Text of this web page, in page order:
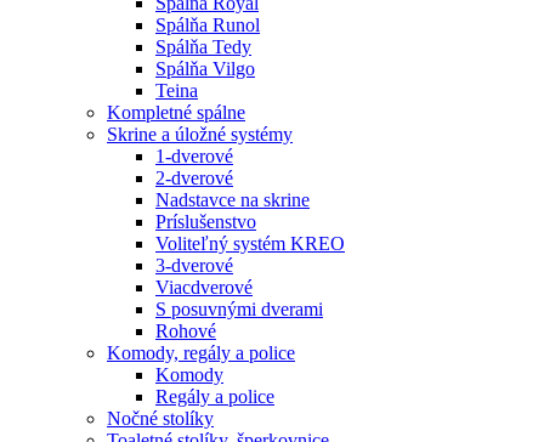
Spálňa Runol
Spálňa Tedy
Spálňa Vilgo
Teina
Kompletné spálne
Skrine a úložné systémy
1-dverové
2-dverové
Nadstavce na skrine
Príslušenstvo
Voliteľný systém KREO
3-dverové
Viacdverové
S posuvnými dverami
Rohové
Komody, regály a police
Komody
Regály a police
Nočné stolíky